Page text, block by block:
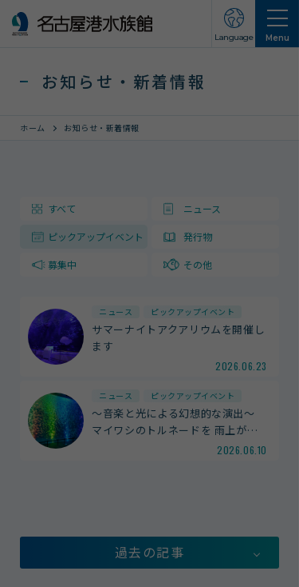
Menu
Language
水族館の周辺施設
営業・イベントスケジュール
入館チケット
交通アクセス
名古屋港水族館ってこんなところ
イベント紹介
研究・教育
体験学習プログラム
お知らせ・新着情報
ホーム お知らせ・新着情報
すべて ニュース
ピックアップイベント 発行物
募集中 その他
2026.06.23
ニュース ピックアップイベント
サマーナイトアクアリウムを開催し
ます
2026.06.10
ニュース ピックアップイベント
～音楽と光による幻想的な演出～
マイワシのトルネードを 雨上が…
過去の記事